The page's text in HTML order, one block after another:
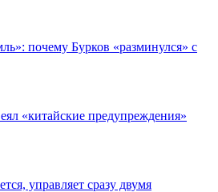
почему Бурков «разминулся» с
«китайские предупреждения»
управляет сразу двумя